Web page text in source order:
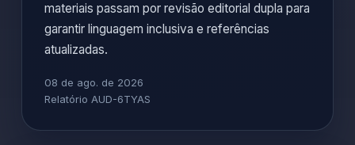
materiais passam por revisão editorial dupla para
garantir linguagem inclusiva e referências
atualizadas.
08 de ago. de 2026
Relatório AUD-6TYAS